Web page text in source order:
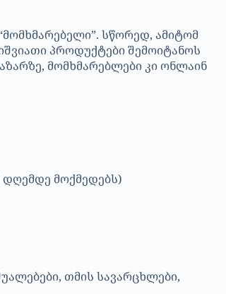
სწორედ, ამიტომ
პროდუქტები შემოიტანოს
მომხმარებლები კი ონლაინ
დღემდე მოქმედებს)
თმის სავარცხლები,